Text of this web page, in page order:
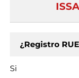
¿Registro
Si